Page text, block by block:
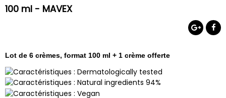
100 ml - MAVEX
Lot de 6 crèmes, format 100 ml + 1 crème offerte